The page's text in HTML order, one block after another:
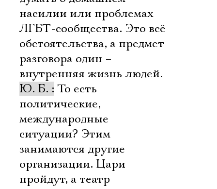
насилии или проблемах
ЛГБТ-сообщества. Это всё
обстоятельства, а предмет
разговора один –
внутренняя жизнь людей.
Ю. Б. : То есть
политические,
международные
ситуации? Этим
занимаются другие
организации. Цари
пройдут, а театр